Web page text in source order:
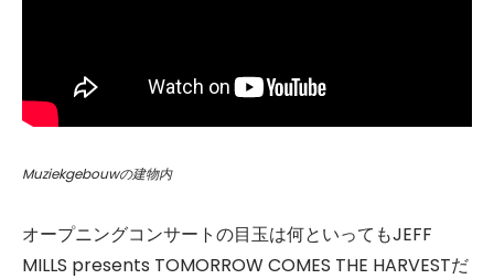
Muziekgebouwの建物内
オープニングコンサートの目玉は何といってもJEFF
MILLS presents TOMORROW COMES THE HARVESTだ